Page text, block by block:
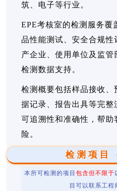
筑、电子等行业。
EPE考核室的检测服务覆
品性能测试、安全合规性
产企业、使用单位及监
检测数据支持。
检测概要包括样品接收、
据记录、报告出具等完整
可追溯性和准确性，帮助
险。
检测项目
本所可检测的项目 包含但不限于
目可以联系工程